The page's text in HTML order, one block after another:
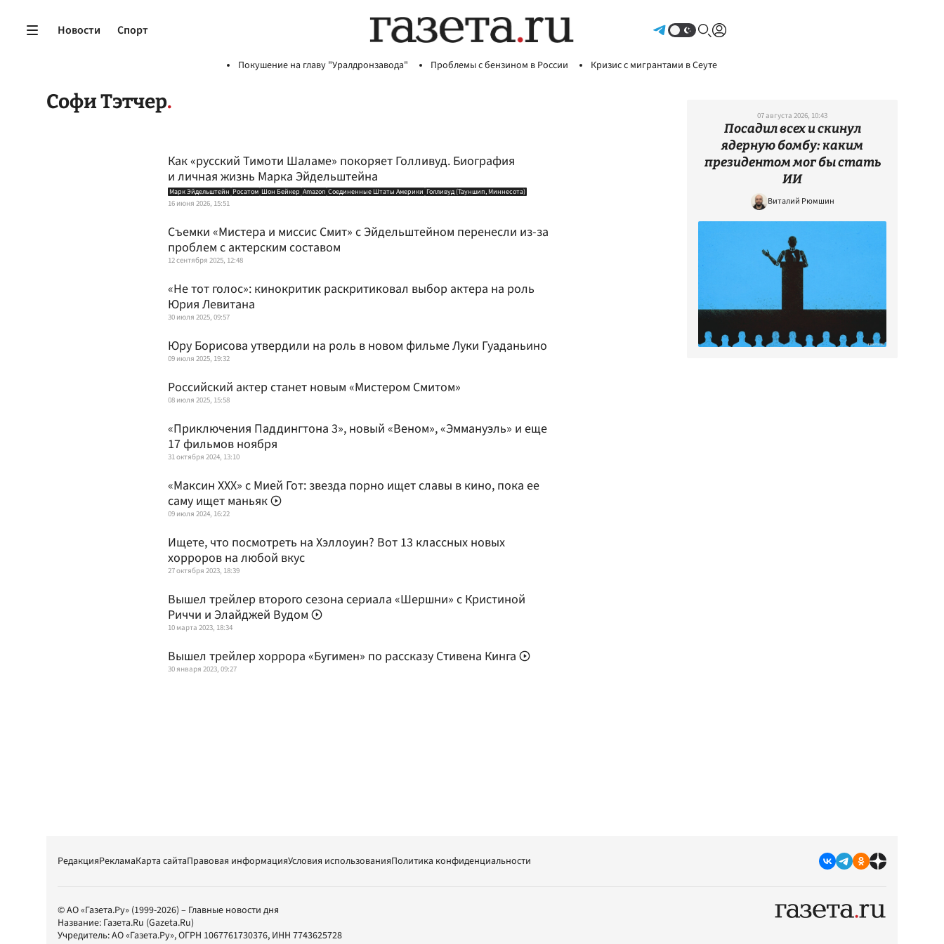
Новости Спорт
Покушение на главу "Уралдронзавода" Проблемы с бензином в России Кризис с мигрантами в Сеуте
Софи Тэтчер
Как «русский Тимоти Шаламе» покоряет Голливуд. Биография
и личная жизнь Марка Эйдельштейна
Марк Эйдельштейн Росатом Шон Бейкер Amazon Соединенные Штаты Америки Голливуд (Тауншип, Миннесота)
16 июня 2026, 15:51
Съемки «Мистера и миссис Смит» с Эйдельштейном перенесли из-за
проблем с актерским составом
12 сентября 2025, 12:48
«Не тот голос»: кинокритик раскритиковал выбор актера на роль
Юрия Левитана
30 июля 2025, 09:57
Юру Борисова утвердили на роль в новом фильме Луки Гуаданьино
09 июля 2025, 19:32
Российский актер станет новым «Мистером Смитом»
08 июля 2025, 15:58
«Приключения Паддингтона 3», новый «Веном», «Эммануэль» и еще
17 фильмов ноября
31 октября 2024, 13:10
«Максин XXX» с Мией Гот: звезда порно ищет славы в кино, пока ее
саму ищет маньяк
09 июля 2024, 16:22
Ищете, что посмотреть на Хэллоуин? Вот 13 классных новых
хорроров на любой вкус
27 октября 2023, 18:39
Вышел трейлер второго сезона сериала «Шершни» с Кристиной
Риччи и Элайджей Вудом
10 марта 2023, 18:34
Вышел трейлер хоррора «Бугимен» по рассказу Стивена Кинга
30 января 2023, 09:27
07 августа 2026, 10:43
Посадил всех и скинул
ядерную бомбу: каким
президентом мог бы стать
ИИ
Виталий Рюмшин
РедакцияРекламаКарта сайтаПравовая информацияУсловия использованияПолитика конфиденциальности
© АО «Газета.Ру» (1999-2026) – Главные новости дня
Название: Газета.Ru (Gazeta.Ru)
Учредитель:АО «Газета.Ру», ОГРН 1067761730376, ИНН 7743625728